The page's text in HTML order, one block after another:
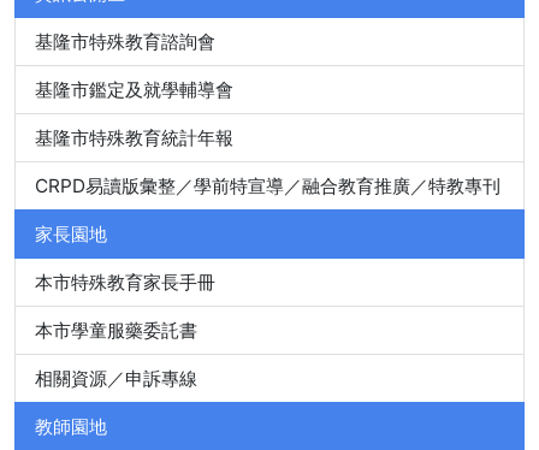
基隆市特殊教育諮詢會
基隆市鑑定及就學輔導會
基隆市特殊教育統計年報
CRPD易讀版彙整／學前特宣導／融合教育推廣／特教專刊
家長園地
本市特殊教育家長手冊
本市學童服藥委託書
相關資源／申訴專線
教師園地